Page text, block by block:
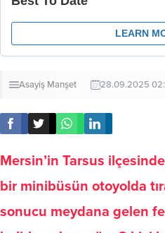
Asayiş Manşet 28.09.2025
Mersin’in Tarsus
bir minibüsün otoyolda
sonucu meydana gelen